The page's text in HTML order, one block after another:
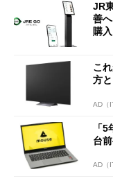
JR
善
購
こ
方
AD（
「
台
AD（